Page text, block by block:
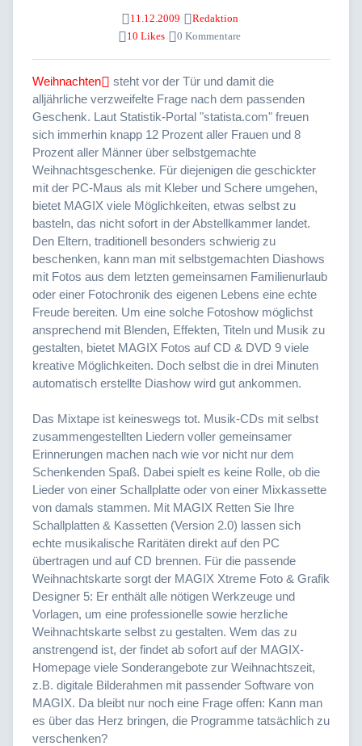
11.12.2009
Redaktion
10 Likes
0 Kommentare
Weihnachten
steht vor der Tür und damit die
alljährliche verzweifelte Frage nach dem passenden
Geschenk. Laut Statistik-Portal "statista.com" freuen
sich immerhin knapp 12 Prozent aller Frauen und 8
Prozent aller Männer über selbstgemachte
Weihnachtsgeschenke. Für diejenigen die geschickter
mit der PC-Maus als mit Kleber und Schere umgehen,
bietet MAGIX viele Möglichkeiten, etwas selbst zu
basteln, das nicht sofort in der Abstellkammer landet.
Den Eltern, traditionell besonders schwierig zu
beschenken, kann man mit selbstgemachten Diashows
mit Fotos aus dem letzten gemeinsamen Familienurlaub
oder einer Fotochronik des eigenen Lebens eine echte
Freude bereiten. Um eine solche Fotoshow möglichst
ansprechend mit Blenden, Effekten, Titeln und Musik zu
gestalten, bietet MAGIX Fotos auf CD & DVD 9 viele
kreative Möglichkeiten. Doch selbst die in drei Minuten
automatisch erstellte Diashow wird gut ankommen.
Das Mixtape ist keineswegs tot. Musik-CDs mit selbst
zusammengestellten Liedern voller gemeinsamer
Erinnerungen machen nach wie vor nicht nur dem
Schenkenden Spaß. Dabei spielt es keine Rolle, ob die
Lieder von einer Schallplatte oder von einer Mixkassette
von damals stammen. Mit MAGIX Retten Sie Ihre
Schallplatten & Kassetten (Version 2.0) lassen sich
echte musikalische Raritäten direkt auf den PC
übertragen und auf CD brennen. Für die passende
Weihnachtskarte sorgt der MAGIX Xtreme Foto & Grafik
Designer 5: Er enthält alle nötigen Werkzeuge und
Vorlagen, um eine professionelle sowie herzliche
Weihnachtskarte selbst zu gestalten. Wem das zu
anstrengend ist, der findet ab sofort auf der MAGIX-
Homepage viele Sonderangebote zur Weihnachtszeit,
z.B. digitale Bilderahmen mit passender Software von
MAGIX. Da bleibt nur noch eine Frage offen: Kann man
es über das Herz bringen, die Programme tatsächlich zu
verschenken?